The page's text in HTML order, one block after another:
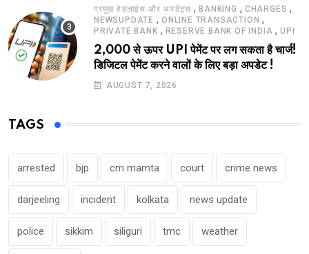
प्रमुख हेडलाइंस और अपडेट्स ,BANKING , CHARGES ,
NEWSUPDATE , ONLINE TRANSACTION ,
PRIVATE BANK , RESERVE BANK OF INDIA ,UPI
2,000 से ऊपर UPI पेमेंट पर लग सकता है चार्ज!
डिजिटल पेमेंट करने वालों के लिए बड़ा अपडेट !
AUGUST 7, 2026
TAGS
arrested bjp cm mamta court crime news
darjeeling incident kolkata news update
police sikkim siliguri tmc weather